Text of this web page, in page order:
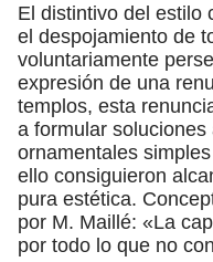
El distintivo del estilo
el despojamiento de
voluntariamente
expresión de una
templos, esta
a formular
ornamentales
ello consiguieron
pura estética.
por M. Maillé: «La
por todo lo que no